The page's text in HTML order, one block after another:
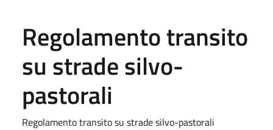
Regolamento transito
su strade silvo-
pastorali
Regolamento transito su strade silvo-pastorali